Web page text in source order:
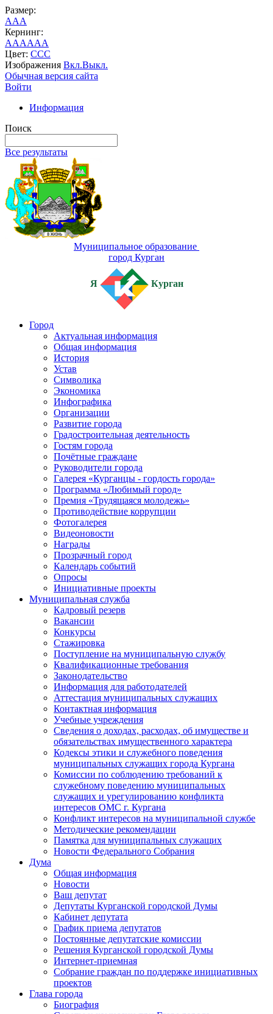
Размер:
AAA
Кернинг:
AAAAAA
Цвет: CCC
Изображения Вкл.Выкл.
Обычная версия сайта
Войти
Информация
Поиск
Все результаты
Муниципальное образование
город Курган
Я Курган
Город
Актуальная информация
Общая информация
История
Устав
Символика
Экономика
Инфографика
Организации
Развитие города
Градостроительная деятельность
Гостям города
Почётные граждане
Руководители города
Галерея «Курганцы - гордость города»
Программа «Любимый город»
Премия «Трудящаяся молодежь»
Противодействие коррупции
Фотогалерея
Видеоновости
Награды
Прозрачный город
Календарь событий
Опросы
Инициативные проекты
Муниципальная служба
Кадровый резерв
Вакансии
Конкурсы
Стажировка
Поступление на муниципальную службу
Квалификационные требования
Законодательство
Информация для работодателей
Аттестация муниципальных служащих
Контактная информация
Учебные учреждения
Сведения о доходах, расходах, об имуществе и
обязательствах имущественного характера
Кодексы этики и служебного поведения
муниципальных служащих города Кургана
Комиссии по соблюдению требований к
служебному поведению муниципальных
служащих и урегулированию конфликта
интересов ОМС г. Кургана
Конфликт интересов на муниципальной службе
Методические рекомендации
Памятка для муниципальных служащих
Новости Федерального Cобрания
Дума
Общая информация
Новости
Ваш депутат
Депутаты Курганской городской Думы
Кабинет депутата
График приема депутатов
Постоянные депутатские комиссии
Решения Курганской городской Думы
Интернет-приемная
Собрание граждан по поддержке инициативных
проектов
Глава города
Биография